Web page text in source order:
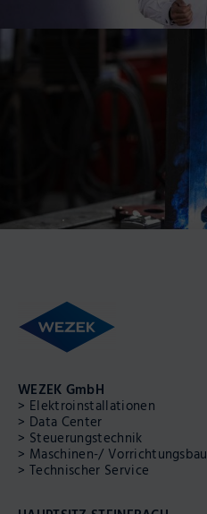
Besucher
heute:
Zugriffe
heute:
Zugriffe
gesamt:
Besucher
gestern:
WEZEK GmbH
Navigation
überspringen
Elektro­installationen
Data Center
Steuerungs­technik
Maschinen-/ Vorrichtungs­bau
Technischer Service